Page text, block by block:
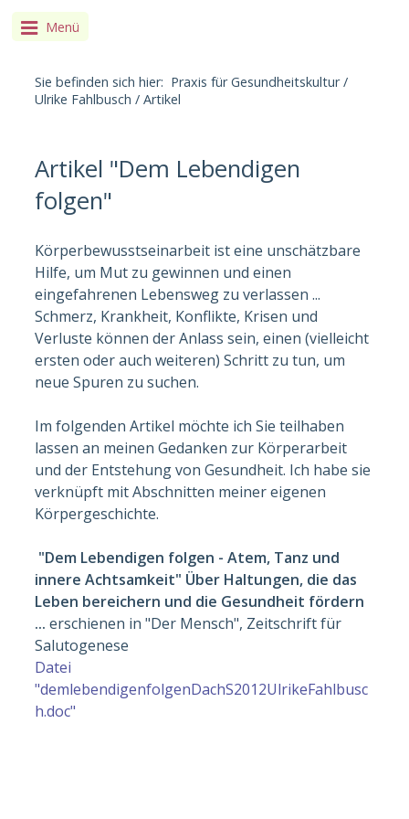
Menü
Sie befinden sich hier: Praxis für Gesundheitskultur /
Ulrike Fahlbusch / Artikel
Artikel "Dem Lebendigen
folgen"
Körperbewusstseinarbeit ist eine unschätzbare
Hilfe, um Mut zu gewinnen und einen
eingefahrenen Lebensweg zu verlassen ...
Schmerz, Krankheit, Konflikte, Krisen und
Verluste können der Anlass sein, einen (vielleicht
ersten oder auch weiteren) Schritt zu tun, um
neue Spuren zu suchen.
Im folgenden Artikel möchte ich Sie teilhaben
lassen an meinen Gedanken zur Körperarbeit
und der Entstehung von Gesundheit. Ich habe sie
verknüpft mit Abschnitten meiner eigenen
Körpergeschichte.
"Dem Lebendigen folgen - Atem, Tanz und
innere Achtsamkeit" Über Haltungen, die das
Leben bereichern und die Gesundheit fördern
... erschienen in "Der Mensch", Zeitschrift für
Salutogenese
Datei
"demlebendigenfolgenDachS2012UlrikeFahlbusc
h.doc"